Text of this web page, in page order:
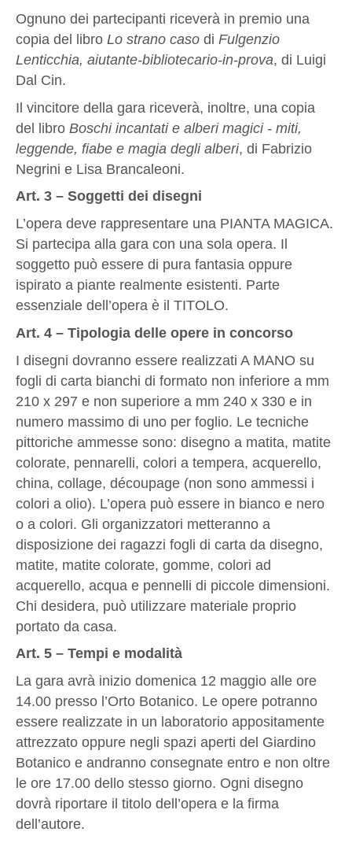
Ognuno dei partecipanti riceverà in premio una
copia del libroLo strano caso diFulgenzio
Lenticchia, aiutante-bibliotecario-in-prova, di Luigi
Dal Cin.
Il vincitore della gara riceverà, inoltre, una copia
del libroBoschi incantati e alberi magici - miti,
leggende, fiabe e magia degli alberi, di Fabrizio
Negrini e Lisa Brancaleoni.
Art. 3 – Soggetti dei disegni
L’opera deve rappresentare una PIANTA MAGICA.
Si partecipa alla gara con una sola opera. Il
soggetto può essere di pura fantasia oppure
ispirato a piante realmente esistenti. Parte
essenziale dell’opera è il TITOLO.
Art. 4 – Tipologia delle opere in concorso
I disegni dovranno essere realizzati A MANO su
fogli di carta bianchi di formato non inferiore a mm
210 x 297 e non superiore a mm 240 x 330 e in
numero massimo di uno per foglio. Le tecniche
pittoriche ammesse sono: disegno a matita, matite
colorate, pennarelli, colori a tempera, acquerello,
china, collage, découpage (non sono ammessi i
colori a olio). L’opera può essere in bianco e nero
o a colori. Gli organizzatori metteranno a
disposizione dei ragazzi fogli di carta da disegno,
matite, matite colorate, gomme, colori ad
acquerello, acqua e pennelli di piccole dimensioni.
Chi desidera, può utilizzare materiale proprio
portato da casa.
Art. 5 – Tempi e modalità
La gara avrà inizio domenica 12 maggio alle ore
14.00 presso l’Orto Botanico. Le opere potranno
essere realizzate in un laboratorio appositamente
attrezzato oppure negli spazi aperti del Giardino
Botanico e andranno consegnate entro e non oltre
le ore 17.00 dello stesso giorno. Ogni disegno
dovrà riportare il titolo dell’opera e la firma
dell’autore.